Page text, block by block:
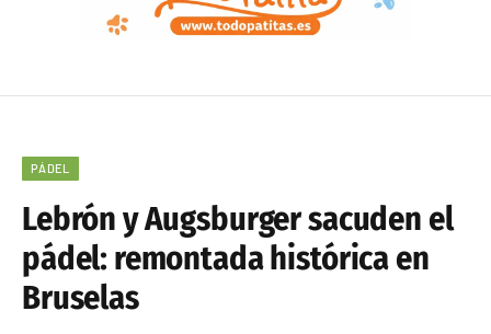
PÁDEL
Lebrón y Augsburger sacuden el
pádel: remontada histórica en
Bruselas